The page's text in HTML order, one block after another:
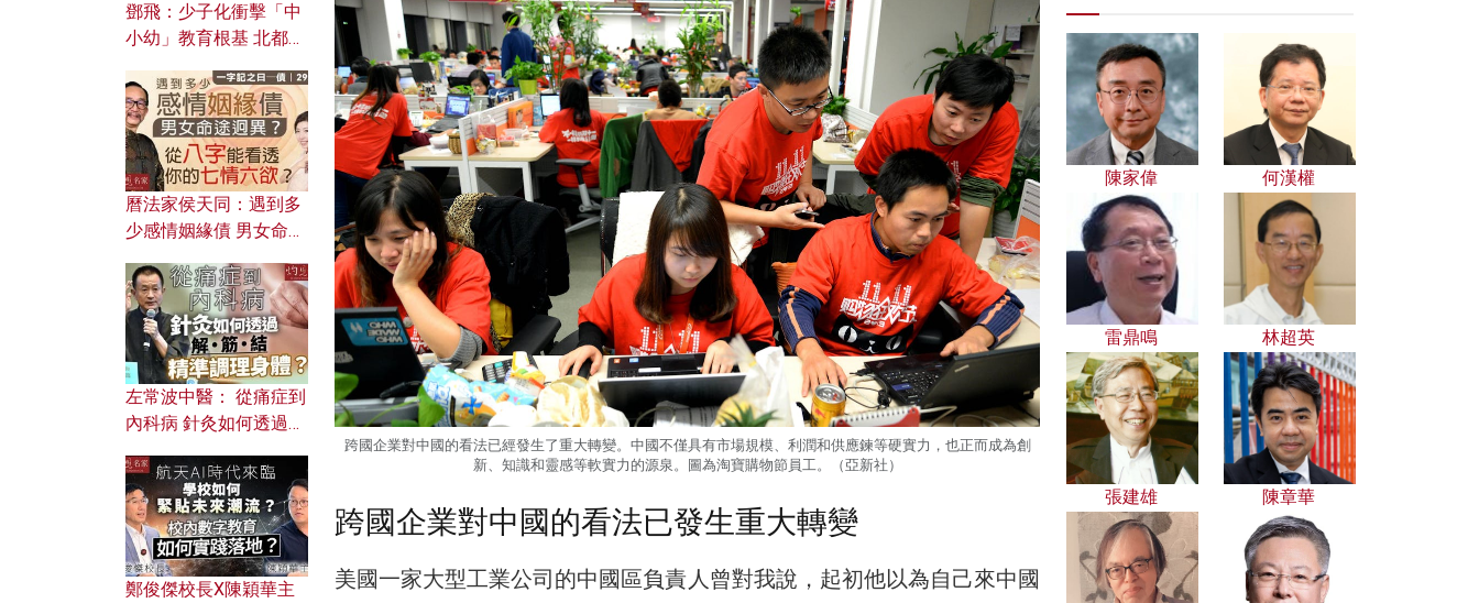
跨國企業對中國的看法已經發生了重大轉變。中國不僅具有市場規模、利潤和供應鍊等硬實力，也正而成為創
新、知識和靈感等軟實力的源泉。圖為淘寶購物節員工。（亞新社）
跨國企業對中國的看法已發生重大轉變
美國一家大型工業公司的中國區負責人曾對我說，起初他以為自己來中國
鄧飛：少子化衝擊「中
小幼」教育根基 北都如
曆法家侯天同：遇到多
少感情姻緣債 男女命途
的七情六欲？
左常波中醫： 從痛症到
內科病 針灸如何透過解
鄭俊傑校長X陳穎華主
陳家偉 何漢權
雷鼎鳴 林超英
張建雄 陳章華